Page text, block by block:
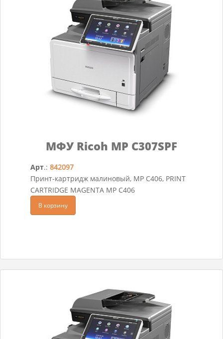
МФУ Ricoh MP C307SPF
Арт.: 842097
Принт-картридж малиновый, MP C406, PRINT
CARTRIDGE MAGENTA MP C406
В корзину